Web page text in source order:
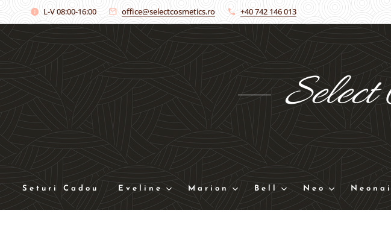
L-V 08:00-16:00 office@selectcosmetics.ro +40 742 146 013
Select
Seturi Cadou Eveline Marion Bell Neo